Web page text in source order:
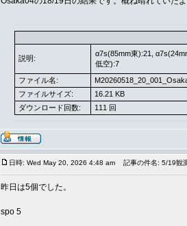
説明:
α7s(85mm東):21,
低空):7
ファイル名:
ファイルサイズ:
16.21 KB
ダウンロード回数:
111 回
日時: Wed May 20, 2026 4:48 am 記事の件名: 5/19観
昨日は5個でした。
spo 5